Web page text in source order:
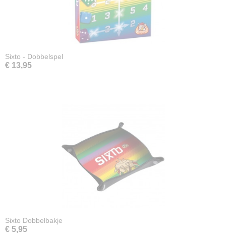
Sixto - Dobbelspel
€ 13,95
Sixto Dobbelbakje
€ 5,95